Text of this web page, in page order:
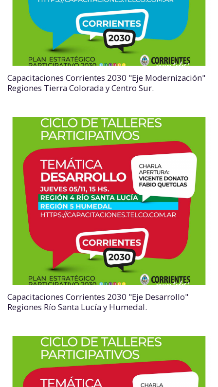
Capacitaciones Corrientes 2030 "Eje Modernización"
Regiones Tierra Colorada y Centro Sur.
Capacitaciones Corrientes 2030 "Eje Desarrollo"
Regiones Río Santa Lucía y Humedal.